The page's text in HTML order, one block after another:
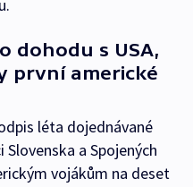
dohodu s USA,
první americké
léta dojednávané
a Spojených
vojákům na deset